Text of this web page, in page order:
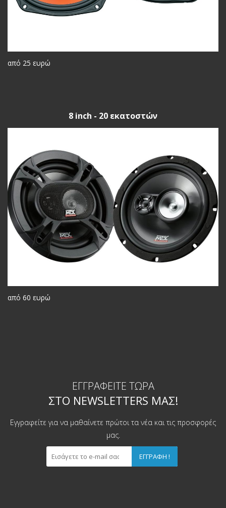
από 25 ευρώ
8 inch - 20 εκατοστών
από 60 ευρώ
ΕΓΓΡΑΦΕΊΤΕ ΤΏΡΑ
ΣΤΟ NEWSLETTERS ΜΑΣ!
Εγγραφείτε για να μαθαίνετε πρώτοι τα νέα και τις προσφορές
μας.
ΕΓΓΡΑΦΉ !